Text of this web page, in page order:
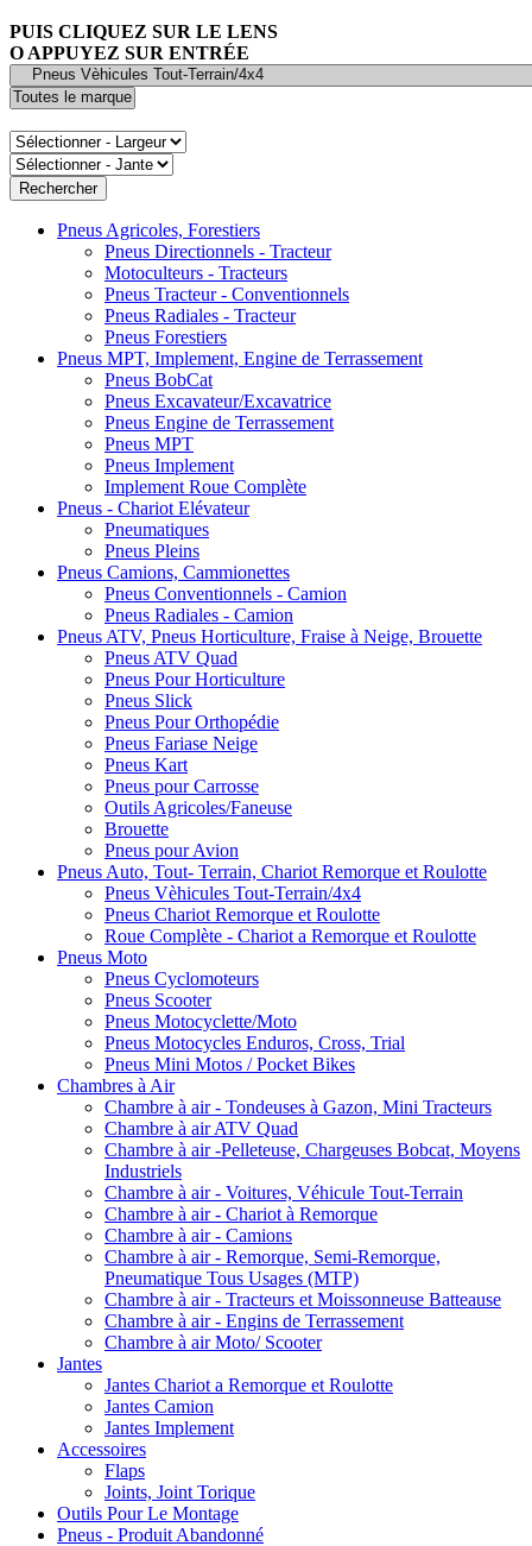
PUIS CLIQUEZ SUR LE LENS
O APPUYEZ SUR ENTRÉE
Pneus Agricoles, Forestiers
Pneus Directionnels - Tracteur
Motoculteurs - Tracteurs
Pneus Tracteur - Conventionnels
Pneus Radiales - Tracteur
Pneus Forestiers
Pneus MPT, Implement, Engine de Terrassement
Pneus BobCat
Pneus Excavateur/Excavatrice
Pneus Engine de Terrassement
Pneus MPT
Pneus Implement
Implement Roue Complète
Pneus - Chariot Elévateur
Pneumatiques
Pneus Pleins
Pneus Camions, Cammionettes
Pneus Conventionnels - Camion
Pneus Radiales - Camion
Pneus ATV, Pneus Horticulture, Fraise à Neige, Brouette
Pneus ATV Quad
Pneus Pour Horticulture
Pneus Slick
Pneus Pour Orthopédie
Pneus Fariase Neige
Pneus Kart
Pneus pour Carrosse
Outils Agricoles/Faneuse
Brouette
Pneus pour Avion
Pneus Auto, Tout- Terrain, Chariot Remorque et Roulotte
Pneus Vèhicules Tout-Terrain/4x4
Pneus Chariot Remorque et Roulotte
Roue Complète - Chariot a Remorque et Roulotte
Pneus Moto
Pneus Cyclomoteurs
Pneus Scooter
Pneus Motocyclette/Moto
Pneus Motocycles Enduros, Cross, Trial
Pneus Mini Motos / Pocket Bikes
Chambres à Air
Chambre à air - Tondeuses à Gazon, Mini Tracteurs
Chambre à air ATV Quad
Chambre à air -Pelleteuse, Chargeuses Bobcat, Moyens
Industriels
Chambre à air - Voitures, Véhicule Tout-Terrain
Chambre à air - Chariot à Remorque
Chambre à air - Camions
Chambre à air - Remorque, Semi-Remorque,
Pneumatique Tous Usages (MTP)
Chambre à air - Tracteurs et Moissonneuse Batteause
Chambre à air - Engins de Terrassement
Chambre à air Moto/ Scooter
Jantes
Jantes Chariot a Remorque et Roulotte
Jantes Camion
Jantes Implement
Accessoires
Flaps
Joints, Joint Torique
Outils Pour Le Montage
Pneus - Produit Abandonné